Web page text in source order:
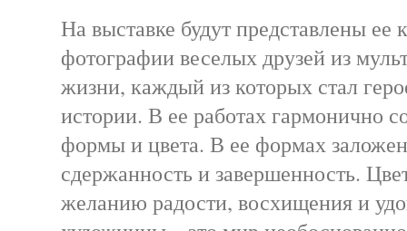
На выставке будут представлены ее
фотографии веселых друзей из
жизни, каждый из которых стал
истории. В ее работах гармонично
формы и цвета. В ее формах
сдержанность и завершенность.
желанию радости, восхищения и